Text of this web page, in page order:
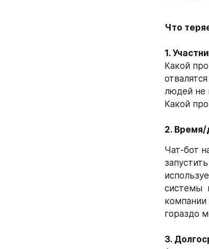
Что
Какой
людей не
Какой
2. Время/
Чат-бот
системы
компании
гораздо